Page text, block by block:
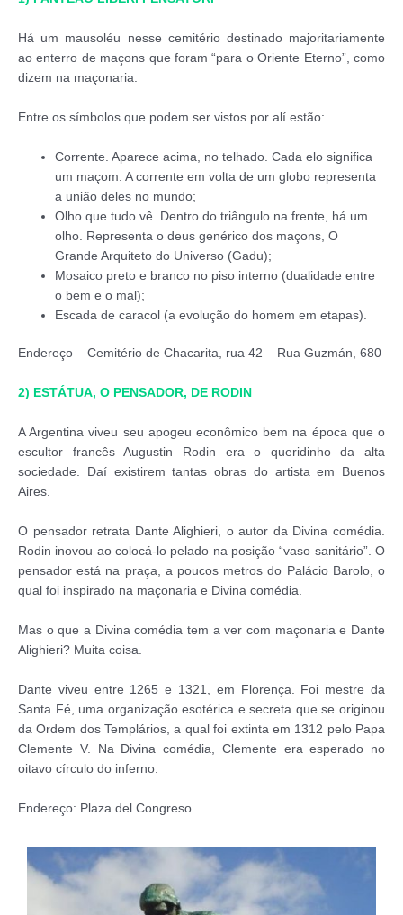
Há um mausoléu nesse cemitério destinado majoritariamente
ao enterro de maçons que foram “para o Oriente Eterno”, como
dizem na maçonaria.
Entre os símbolos que podem ser vistos por alí estão:
Corrente. Aparece acima, no telhado. Cada elo significa
um maçom. A corrente em volta de um globo representa
a união deles no mundo;
Olho que tudo vê. Dentro do triângulo na frente, há um
olho. Representa o deus genérico dos maçons, O
Grande Arquiteto do Universo (Gadu);
Mosaico preto e branco no piso interno (dualidade entre
o bem e o mal);
Escada de caracol (a evolução do homem em etapas).
Endereço – Cemitério de Chacarita, rua 42 – Rua Guzmán, 680
2) ESTÁTUA, O PENSADOR, DE RODIN
A Argentina viveu seu apogeu econômico bem na época que o
escultor francês Augustin Rodin era o queridinho da alta
sociedade. Daí existirem tantas obras do artista em Buenos
Aires.
O pensador retrata Dante Alighieri, o autor da Divina comédia.
Rodin inovou ao colocá-lo pelado na posição “vaso sanitário”. O
pensador está na praça, a poucos metros do Palácio Barolo, o
qual foi inspirado na maçonaria e Divina comédia.
Mas o que a Divina comédia tem a ver com maçonaria e Dante
Alighieri? Muita coisa.
Dante viveu entre 1265 e 1321, em Florença. Foi mestre da
Santa Fé, uma organização esotérica e secreta que se originou
da Ordem dos Templários, a qual foi extinta em 1312 pelo Papa
Clemente V. Na Divina comédia, Clemente era esperado no
oitavo círculo do inferno.
Endereço: Plaza del Congreso